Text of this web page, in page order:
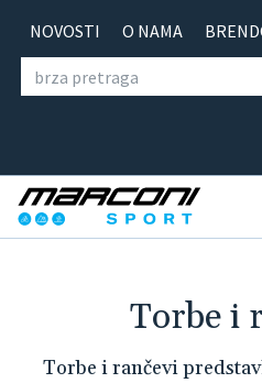
NOVOSTI O NAMA
Torbe i
Torbe i rančevi